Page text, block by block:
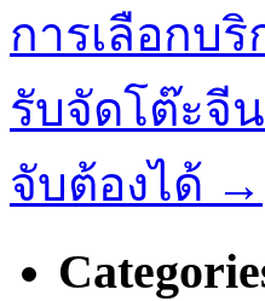
การเลือกบ
รับจัดโต๊ะจี
จับต้องได้ →